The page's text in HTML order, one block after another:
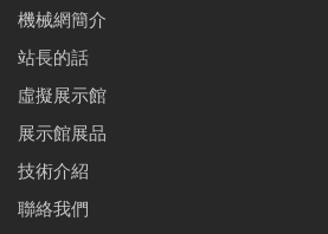
機械網簡介
站長的話
虛擬展示館
展示館展品
技術介紹
聯絡我們